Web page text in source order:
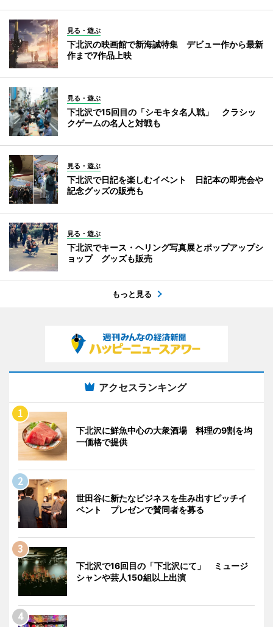
見る・遊ぶ
下北沢の映画館で新海誠特集 デビュー作から最新
作まで7作品上映
見る・遊ぶ
下北沢で15回目の「シモキタ名人戦」 クラシッ
クゲームの名人と対戦も
見る・遊ぶ
下北沢で日記を楽しむイベント 日記本の即売会や
記念グッズの販売も
見る・遊ぶ
下北沢でキース・ヘリング写真展とポップアップシ
ョップ グッズも販売
もっと見る
アクセスランキング
下北沢に鮮魚中心の大衆酒場 料理の9割を均
一価格で提供
世田谷に新たなビジネスを生み出すピッチイ
ベント プレゼンで賛同者を募る
下北沢で16回目の「下北沢にて」 ミュージ
シャンや芸人150組以上出演